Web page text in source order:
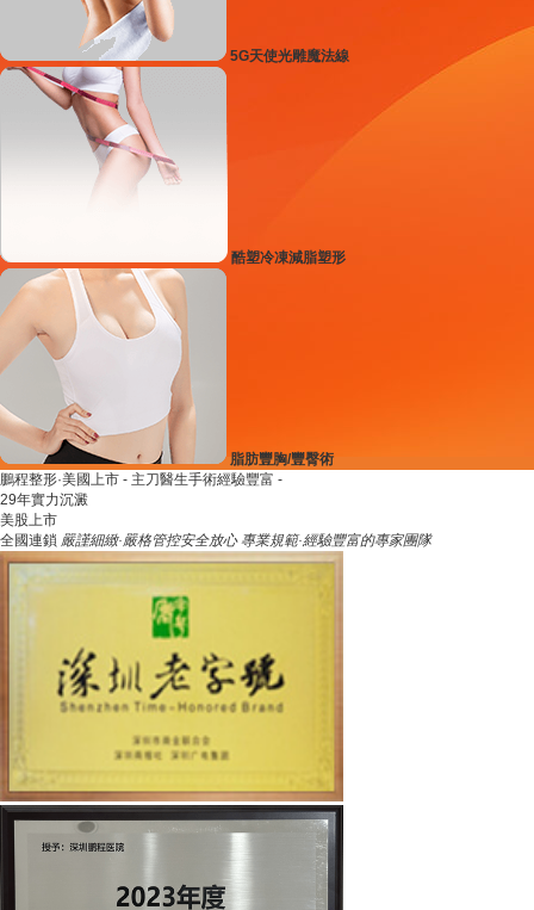
5G天使光雕魔法線
酷塑冷凍減脂塑形
脂肪豐胸/豐臀術
鵬程整形·美國上市 - 主刀醫生手術經驗豐富 -
29年實力沉澱
美股上市
全國連鎖 嚴謹細緻·嚴格管控安全放心 專業規範·經驗豐富的專家團隊